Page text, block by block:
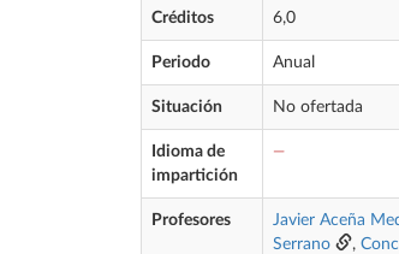
Créditos 6,0
Periodo Anual
Situación No ofertada
Idioma de
impartición
—
Profesores Javier Aceña
Serrano
,